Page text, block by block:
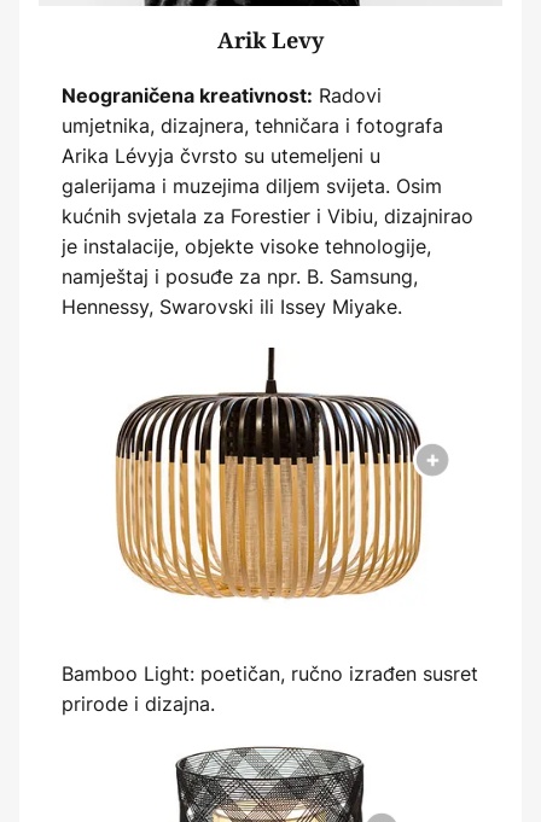
Arik Levy
Neograničena kreativnost: Radovi
umjetnika, dizajnera, tehničara i fotografa
Arika Lévyja čvrsto su utemeljeni u
galerijama i muzejima diljem svijeta. Osim
kućnih svjetala za Forestier i Vibiu, dizajnirao
je instalacije, objekte visoke tehnologije,
namještaj i posuđe za npr. B. Samsung,
Hennessy, Swarovski ili Issey Miyake.
Bamboo Light: poetičan, ručno izrađen susret
prirode i dizajna.